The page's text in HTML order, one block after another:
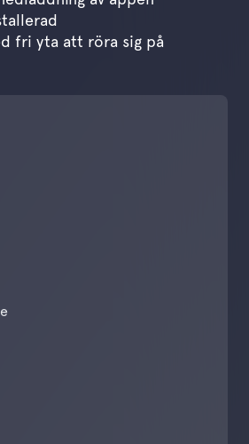
fri yta att röra sig på